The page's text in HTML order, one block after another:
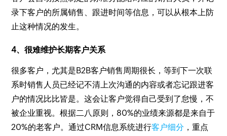
录下客户的所属销售、跟进时间等信息，可以从根本上防
止这种情况的发生。
4、很难维护长期客户关系
很多客户，尤其是B2B客户销售周期很长，等到下一次联
系时销售人员已经记不清上次沟通的内容或者忘记跟进客
户的情况比比皆是。这会让客户觉得自己受到了怠慢，不
被企业重视。根据二八原则，80%的业绩来源都是来自于
20%的老客户。通过CRM信息系统进行客户细分 ，重点